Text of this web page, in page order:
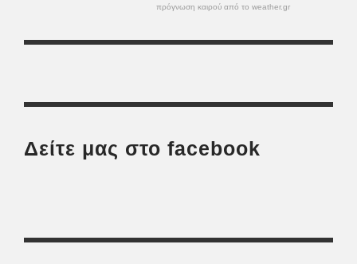
πρόγνωση καιρού από το weather.gr
Δείτε μας στο facebook